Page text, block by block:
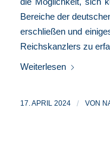
Bereiche der
erschließen und
Reichskanzlers zu
Weiterlesen
17. APRIL 2024 / VON